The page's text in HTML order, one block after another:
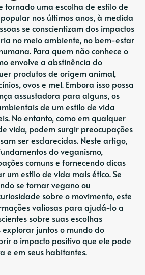
tornado uma escolha de estilo de
nos últimos anos, à medida
se conscientizam dos impactos
no meio ambiente, no bem-estar
Para quem não conhece o
envolve a abstinência do
produtos de origem animal,
ovos e mel. Embora isso possa
assustadora para alguns, os
de um estilo de vida
No entanto, como em qualquer
vida, podem surgir preocupações
ser esclarecidas. Neste artigo,
do veganismo,
comuns e fornecendo dicas
um estilo de vida mais ético. Se
se tornar vegano ou
sobre o movimento, este
valiosas para ajudá-lo a
sobre suas escolhas
juntos o mundo do
o impacto positivo que ele pode
e em seus habitantes.